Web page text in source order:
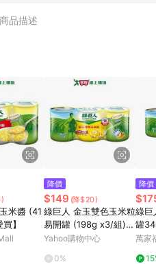
5. 回饋點數計算將排除訂
中心，並由康達盛通生活
驗，將不定期推出精選、
。
商品描述
米醬 (41
】
降價
$149 (降$20)
綠巨人 金玉雙色玉米粒
易開罐 (198g x3/組)
【愛買】
Yahoo購物中心
0%
降價
綠巨
罐
萬家